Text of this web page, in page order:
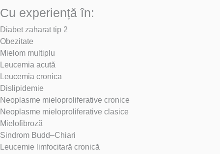
Cu experiență în:
Diabet zaharat tip 2
Obezitate
Mielom multiplu
Leucemia acută
Leucemia cronica
Dislipidemie
Neoplasme mieloproliferative cronice
Neoplasme mieloproliferative clasice
Mielofibroză
Sindrom Budd–Chiari
Leucemie limfocitară cronică